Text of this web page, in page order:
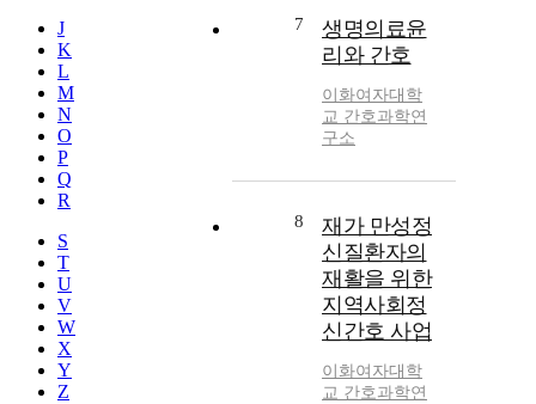
J
K
L
M
N
O
P
Q
R
S
T
U
V
W
X
Y
Z
7
생명의료윤
리와 간호
이화여자대학
교 간호과학연
구소
8
재가 만성정
신질환자의
재활을 위한
지역사회정
신간호 사업
이화여자대학
교 간호과학연